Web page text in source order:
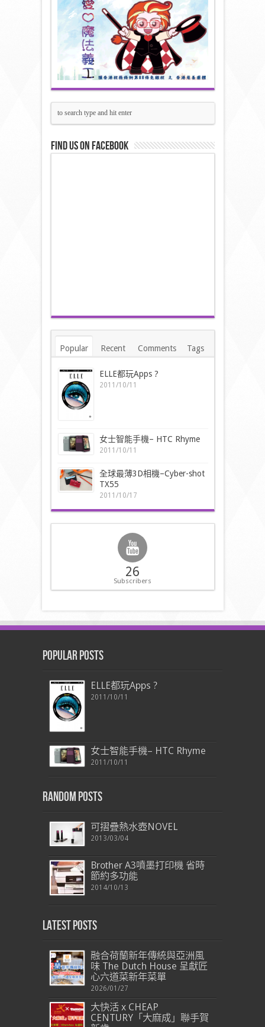
Find us on Facebook
Popular Recent Comments Tags
ELLE都玩Apps ?
2011/10/11
女士智能手機– HTC Rhyme
2011/10/11
全球最薄3D相機–Cyber-shot
TX55
2011/10/17
26
Subscribers
Popular Posts
ELLE都玩Apps ?
2011/10/11
女士智能手機– HTC Rhyme
2011/10/11
Random Posts
可摺疊熱水壺NOVEL
2013/03/04
Brother A3噴墨打印機 省時
節約多功能
2014/10/13
Latest Posts
融合荷蘭新年傳統與亞洲風
味 The Dutch House 呈獻匠
心六道菜新年菜單
2026/01/27
大快活 x CHEAP
CENTURY「大麻成」聯手賀